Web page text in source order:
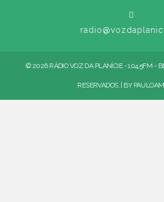
© 2026 RÁDIO VOZ DA PLANÍCIE - 104.5FM -
RESERVADOS. | BY